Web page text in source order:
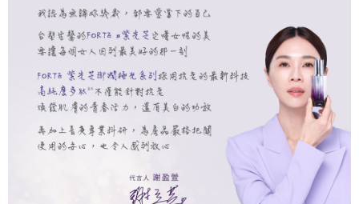
2.透過簡訊連結打開帳單後，可選擇「超商條碼／台灣大直營門市／銀行轉
帳／街口支付／iPASS MONEY」等通路繳費。
【注意事項】
1.本服務係由「台灣大哥大股份有限公司」（以下簡稱本公司）所提供，讓
用戶於交易時，得透過本服務購買商品或服務，並由商店將買賣／分期付款
買賣價金債權讓與本公司後，依約使用本公司帳單繳交帳款。
2.基於同意付款使用「大哥付你分期」之契約關係目的，商店將以您的個人
資料（包含姓名、電話或地址）提供予台灣大哥大進項蒐集、處理及利用，
由本公司與您本人進行分期帳單所需資料之確認、核對及更正。
https://oppay.tw/userRule
１．於結帳方式選擇「AFTEE先享後付」後，將跳轉至「AFTEE先享後付」
結帳頁面，進行簡訊認證並確認金額後，即可完成結帳。
２．訂單成立數日內，您將收到繳費通知簡訊。
３．收到繳費通知簡訊後14天內，點擊此簡訊中的連結，可透過四大超商／
ATM／網路銀行／等多元方式進行付款，方視為交易完成。
※ 請注意：結帳手續完成當下不需立刻繳費，但若您需要取消訂單，請聯絡
購買商品的店家。未經商家同意取消之訂單仍視為有效，需透過AFTEE先享
後付繳納相關費用。
※ 交易是否成功請以「AFTEE先享後付 」之結帳頁面顯示為準，若有關於
是否繳費成功／繳費後需取消欲退款等相關疑問，請聯繫「AFTEE先享後付
客戶支援中心」
https://netprotections.freshdesk.com/support/home
１．透過由恩沛科技股份有限公司提供之「AFTEE先享後付」服務完成之交
運送方式
全家取貨付款
每筆NT$90，滿NT$1,000(含以上)免運費
付款後全家取貨
萊爾富取貨付款
每筆NT$90，滿NT$1,000(含以上)免運費